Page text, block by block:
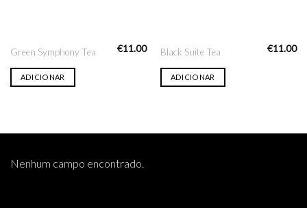
Green Symphony Tea €11.00
ADICIONAR
Black Suite Tea €11.00
ADICIONAR
Nenhum campo encontrado.